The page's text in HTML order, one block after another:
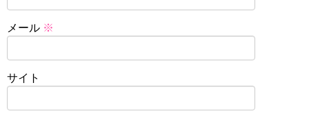
メール ※
サイト